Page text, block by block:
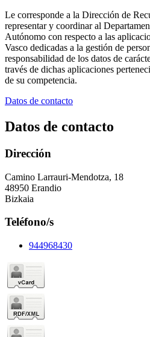
Le corresponde a la Dirección de
representar y coordinar al
Autónomo con respecto a las
Vasco dedicadas a la gestión de
responsabilidad de los datos de
través de dichas aplicaciones
de su competencia.
Datos de contacto
Datos de contacto
Dirección
Camino Larrauri-Mendotza, 18
48950 Erandio
Bizkaia
Teléfono/s
944968430